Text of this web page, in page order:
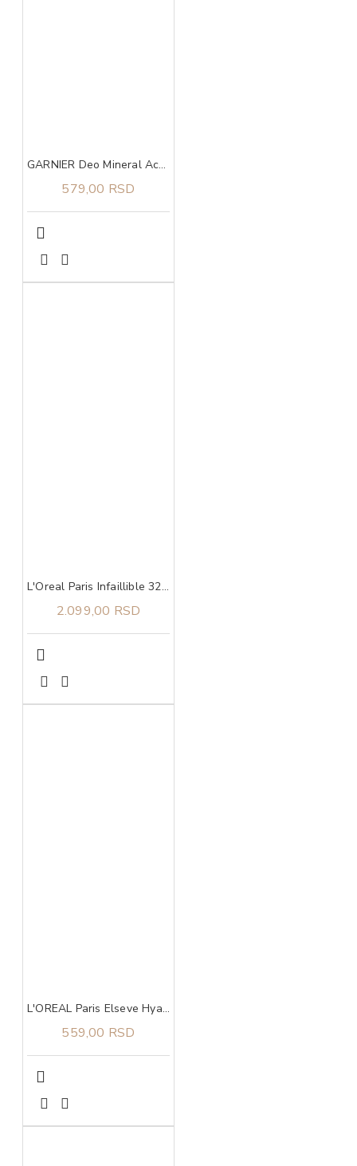
GARNIER Deo Mineral Action Control Rol-on 50 ml Maksimalna efikasnost
579,00 RSD
L'Oreal Paris Infaillible 32H Fresh Wear 130 cool
2.099,00 RSD
L'OREAL Paris Elseve Hyaluron Plump balzam 200ml
559,00 RSD